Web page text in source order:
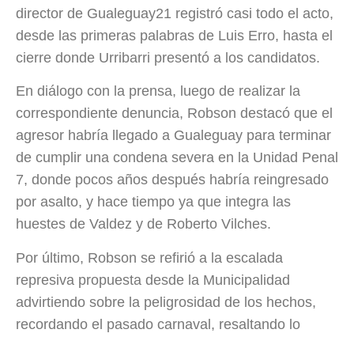
director de Gualeguay21 registró casi todo el acto,
desde las primeras palabras de Luis Erro, hasta el
cierre donde Urribarri presentó a los candidatos.
En diálogo con la prensa, luego de realizar la
correspondiente denuncia, Robson destacó que el
agresor habría llegado a Gualeguay para terminar
de cumplir una condena severa en la Unidad Penal
7, donde pocos años después habría reingresado
por asalto, y hace tiempo ya que integra las
huestes de Valdez y de Roberto Vilches.
Por último, Robson se refirió a la escalada
represiva propuesta desde la Municipalidad
advirtiendo sobre la peligrosidad de los hechos,
recordando el pasado carnaval, resaltando lo